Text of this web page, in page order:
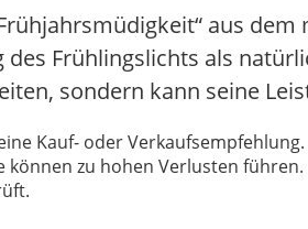
aus
Frühlingslichts als
sondern kann seine
Kauf- oder
zu hohen Verlusten